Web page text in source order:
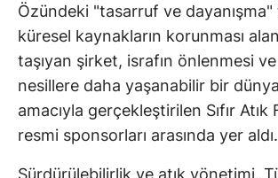
Özündeki "tasarruf ve
küresel kaynakların korunması
taşıyan şirket, israfın önlenmesi
nesillere daha yaşanabilir bir dünya
amacıyla gerçekleştirilen Sıfır Atık
resmi sponsorları arasında yer aldı.
Sürdürülebilirlik ve atık yönetimi,